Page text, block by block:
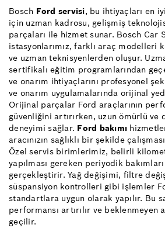
Bosch Ford servisi, bu ihtiyaçları en
için uzman kadrosu, gelişmiş
parçaları ile hizmet sunar. Bosch Car
istasyonlarımız, farklı araç modelleri
ve uzman teknisyenlerden oluşur.
sertifikalı eğitim programlarından
ve onarım ihtiyaçlarını profesyonel
ve onarım uygulamalarında orijinal
Orijinal parçalar Ford araçlarının
güvenliğini artırırken, uzun ömürlü ve
deneyimi sağlar. Ford bakımı
aracınızın sağlıklı bir şekilde
Özel servis birimlerimiz, belirli
yapılması gereken periyodik
gerçekleştirir. Yağ değişimi, filtre
süspansiyon kontrolleri gibi işlemler
standartlara uygun olarak yapılır. Bu
performansı artırılır ve beklenmeyen
geçilir.